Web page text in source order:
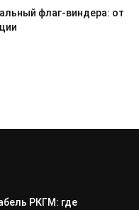
флаг-виндера: от
РКГМ: где